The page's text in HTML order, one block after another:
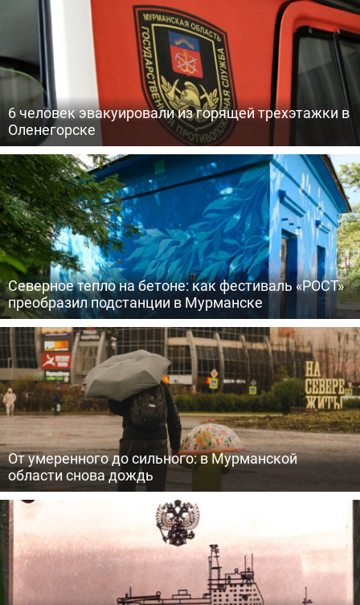
6 человек эвакуировали из горящей трехэтажки в
Оленегорске
Северное тепло на бетоне: как фестиваль «РОСТ»
преобразил подстанции в Мурманске
От умеренного до сильного: в Мурманской
области снова дождь